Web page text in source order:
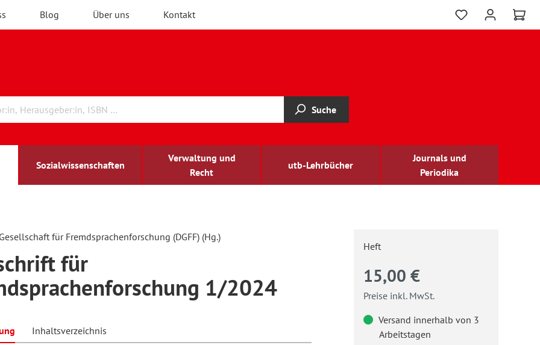
Blog Über uns Kontakt
Suche
Sozialwissenschaften
Verwaltung und
Recht
utb-Lehrbücher
Journals und
Periodika
Bildung
Bildung
und Wissenschaft
forum
für Fremdsprachenforschung (DGFF) (Hg.)
für
1/2024
Inhaltsverzeichnis
Heft
15,00 €
Preise inkl. MwSt.
Versand innerhalb von 3
Arbeitstagen